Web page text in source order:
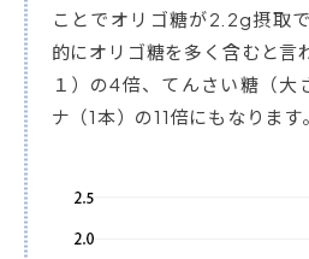
ことでオリゴ糖が2.2g摂取
的にオリゴ糖を多く含むと言
１）の4倍、てんさい糖（大
ナ（1本）の11倍にもなります。